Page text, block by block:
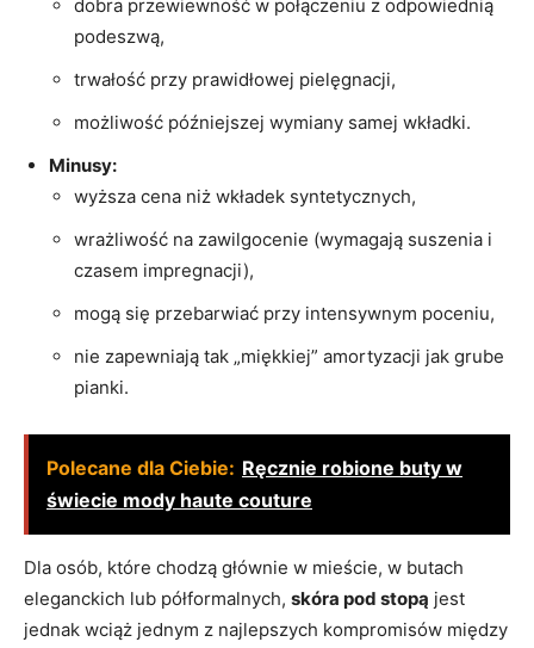
dobra przewiewność w połączeniu z odpowiednią
podeszwą,
trwałość przy prawidłowej pielęgnacji,
możliwość późniejszej wymiany samej wkładki.
Minusy:
wyższa cena niż wkładek syntetycznych,
wrażliwość na zawilgocenie (wymagają suszenia i
czasem impregnacji),
mogą się przebarwiać przy intensywnym poceniu,
nie zapewniają tak „miękkiej” amortyzacji jak grube
pianki.
Polecane dla Ciebie: Ręcznie robione buty w
świecie mody haute couture
Dla osób, które chodzą głównie w mieście, w butach
eleganckich lub półformalnych, skóra pod stopą jest
jednak wciąż jednym z najlepszych kompromisów między